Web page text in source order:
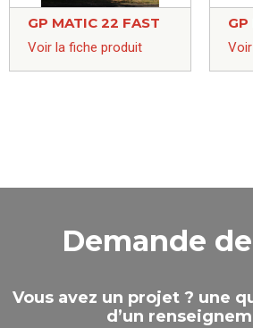
GP MATIC 22 FAST
Voir la fiche produit
GP
Demande
Vous avez un projet ? une
d’un